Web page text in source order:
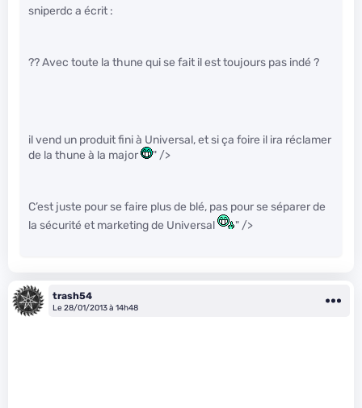
sniperdc a écrit :
?? Avec toute la thune qui se fait il est toujours pas indé ?
il vend un produit fini à Universal, et si ça foire il ira réclamer
de la thune à la major
" />
C’est juste pour se faire plus de blé, pas pour se séparer de
la sécurité et marketing de Universal
" />
trash54
Le 28/01/2013 à 14h48